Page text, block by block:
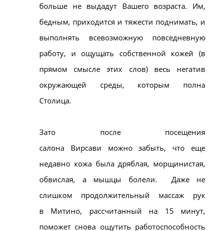
больше не выдадут Вашего возраста. Им,
бедным, приходится и тяжести поднимать, и
выполнять всевозможную повседневную
работу, и ощущать собственной кожей (в
прямом смысле этих слов) весь негатив
окружающей среды, которым полна
Столица.
Зато после посещения
салона Вирсави можно забыть, что еще
недавно кожа была дряблая, морщинистая,
обвислая, а мышцы болели. Даже не
слишком продолжительный массаж рук
в Митино, рассчитанный на 15 минут,
поможет снова ощутить работоспособность